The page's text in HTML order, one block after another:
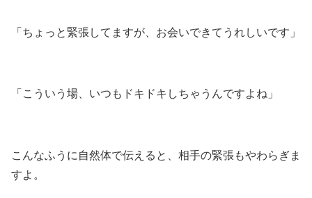
「ちょっと緊張してますが、お会いできてうれしいです」
「こういう場、いつもドキドキしちゃうんですよね」
こんなふうに自然体で伝えると、相手の緊張もやわらぎま
すよ。